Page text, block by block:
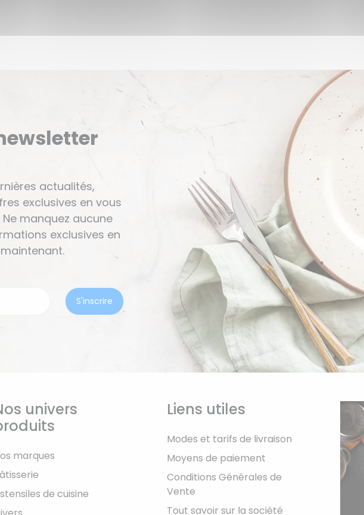
actualités,
exclusives en vous
manquez aucune
exclusives en
univers
marques
de cuisine
Liens utiles
Modes et tarifs de livraison
Moyens de paiement
Conditions Générales de
Vente
Tout savoir sur la société